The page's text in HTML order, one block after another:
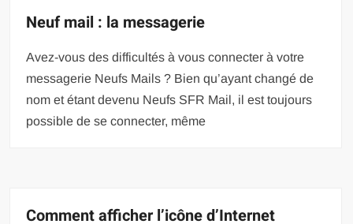
Neuf mail : la messagerie
Avez-vous des difficultés à vous connecter à votre
messagerie Neufs Mails ? Bien qu’ayant changé de
nom et étant devenu Neufs SFR Mail, il est toujours
possible de se connecter, même
Comment afficher l’icône d’Internet